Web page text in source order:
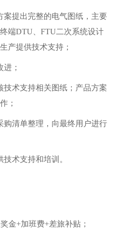
案提出完整的电气图纸，主要
端DTU、FTU二次系统设计
产提供技术支持；
；
技术支持相关图纸；产品方案
；
购清单整理，向最终用户进行
术支持和培训。
金+加班费+差旅补贴；